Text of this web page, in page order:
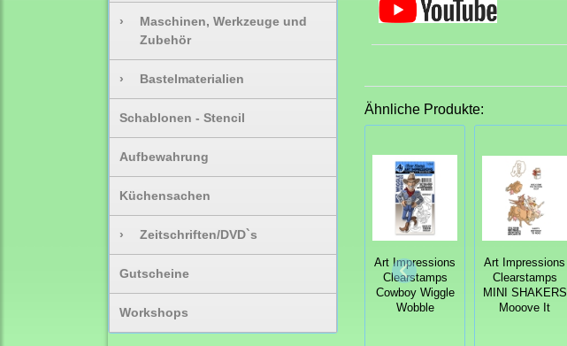
›
Maschinen, Werkzeuge und
Zubehör
› Bastelmaterialien
Schablonen - Stencil
Aufbewahrung
Küchensachen
› Zeitschriften/DVD`s
Gutscheine
Workshops
Ähnliche Produkte:
Art Impressions
Clearstamps
Cowboy Wiggle
Wobble
Art Impressions
Clearstamps
MINI SHAKERS
Mooove It